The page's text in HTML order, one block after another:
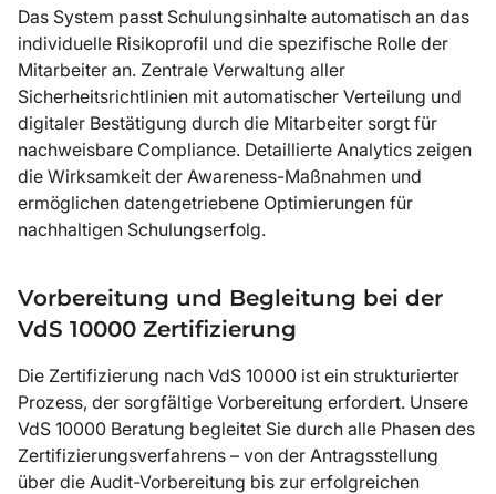
Das System passt Schulungsinhalte automatisch an das
individuelle Risikoprofil und die spezifische Rolle der
Mitarbeiter an. Zentrale Verwaltung aller
Sicherheitsrichtlinien mit automatischer Verteilung und
digitaler Bestätigung durch die Mitarbeiter sorgt für
nachweisbare Compliance. Detaillierte Analytics zeigen
die Wirksamkeit der Awareness-Maßnahmen und
ermöglichen datengetriebene Optimierungen für
nachhaltigen Schulungserfolg.
Vorbereitung und Begleitung bei der
VdS 10000 Zertifizierung
Die Zertifizierung nach VdS 10000 ist ein strukturierter
Prozess, der sorgfältige Vorbereitung erfordert. Unsere
VdS 10000 Beratung begleitet Sie durch alle Phasen des
Zertifizierungsverfahrens – von der Antragsstellung
über die Audit-Vorbereitung bis zur erfolgreichen